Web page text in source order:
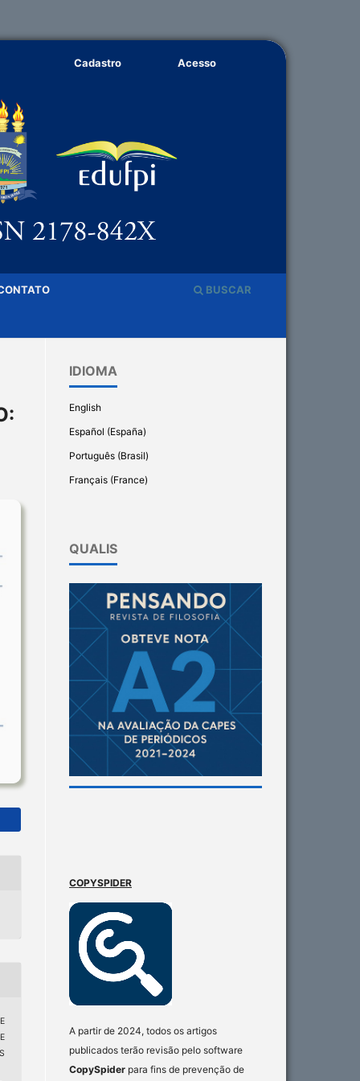
BUSCAR
Cadastro Acesso
IDIOMA
English
Español (España)
Português (Brasil)
Français (France)
QUALIS
COPYSPIDER
A partir de 2024, todos os artigos
publicados terão revisão pelo software
CopySpider para fins de prevenção de